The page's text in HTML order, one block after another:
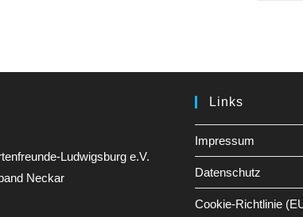
Ludwigsburg e.V.
Neckar
Links
Impressum
Datenschutz
Cookie-Richtlinie